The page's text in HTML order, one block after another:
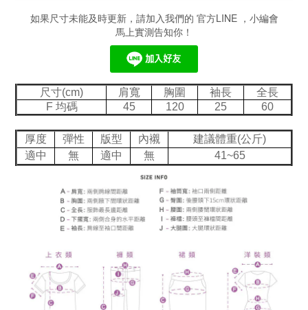
如果尺寸未能及時更新，請加入我們的 官方LINE ，小編會
馬上實測告知你！
尺寸(cm) 肩寬 胸圍 袖長
全長
F 均碼
45 120 25 60
厚度 彈性 版型 內襯
建議體重(公斤)
適中
無 適中 無 41~65